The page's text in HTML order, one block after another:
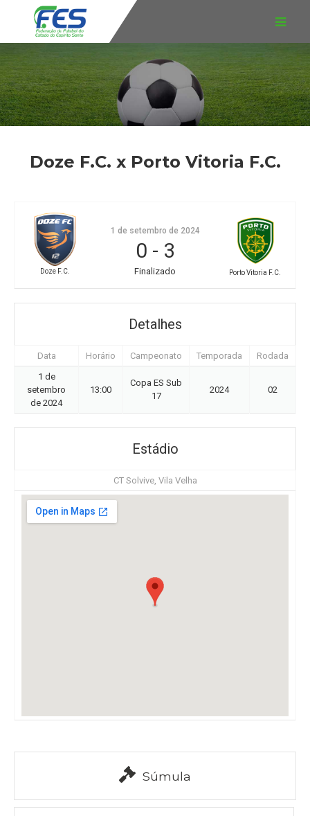
Doze F.C. x Porto Vitoria F.C.
Doze F.C. Porto Vitoria F.C.
1 de setembro de 2024
0 - 3
Finalizado
Detalhes
Data Horário Campeonato Temporada
Rodada
1 de
setembro
de 2024
13:00
Copa ES Sub
17
2024 02
Estádio
CT Solvive, Vila Velha
Súmula